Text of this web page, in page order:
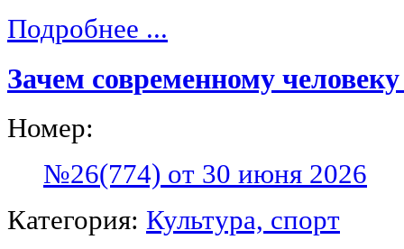
Подробнее ...
Зачем современному
Номер:
№26(774) от 30 июня 2026
Категория: Культура, спорт